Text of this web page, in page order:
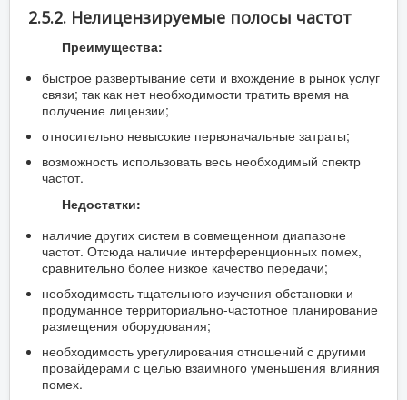
2.5.2. Нелицензируемые полосы частот
Преимущества:
быстрое развертывание сети и вхождение в рынок услуг
связи; так как нет необходимости тратить время на
получение лицензии;
относительно невысокие первоначальные затраты;
возможность использовать весь необходимый спектр
частот.
Недостатки:
наличие других систем в совмещенном диапазоне
частот. Отсюда наличие интерференционных помех,
сравнительно более низкое качество передачи;
необходимость тщательного изучения обстановки и
продуманное территориально-частотное планирование
размещения оборудования;
необходимость урегулирования отношений с другими
провайдерами с целью взаимного уменьшения влияния
помех.